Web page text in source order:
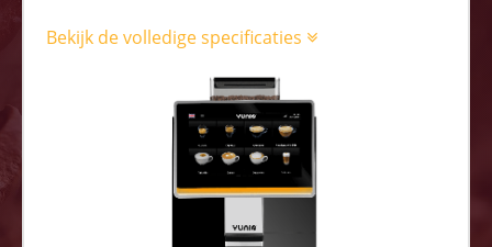
Bekijk de volledige specificaties